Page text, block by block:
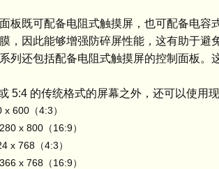
板既可配备电阻式触摸屏，也可配备电
，因此能够增强防碎屏性能，这有助于避
列还包括配备电阻式触摸屏的控制面板
5:4 的传统格式的屏幕之外，还可以使用
600（4:3）
x 800（16:9）
x 768（4:3）
x 768（16:9）